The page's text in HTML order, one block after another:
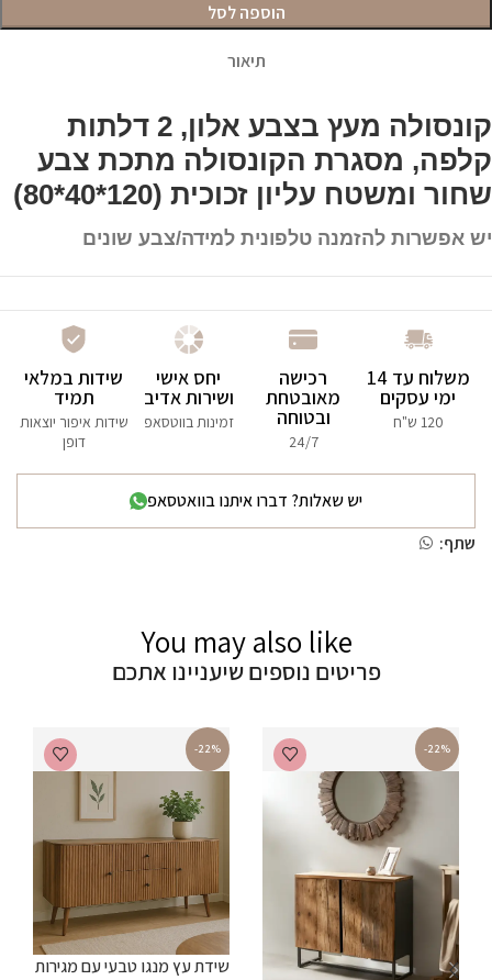
הוספה לסל
תיאור
קונסולה מעץ בצבע אלון, 2 דלתות
קלפה, מסגרת הקונסולה מתכת צבע
שחור ומשטח עליון זכוכית (120*40*80)
יש אפשרות להזמנה טלפונית למידה/צבע שונים
משלוח עד 14
ימי עסקים
120 ש"ח
רכישה
מאובטחת
ובטוחה
24/7
יחס אישי
ושירות אדיב
זמינות בווטסאפ
שידות במלאי
תמיד
שידות איפור יוצאות
דופן
יש שאלות? דברו איתנו בוואטסאפ
שתף:
You may also like
פריטים נוספים שיעניינו אתכם
-22%
-22%
שידת עץ מנגו טבעי עם מגירות